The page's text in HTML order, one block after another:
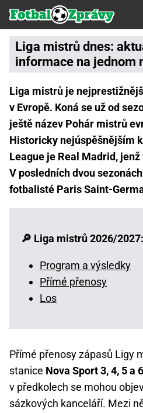
Liga mistrů dnes:
informace na jednom
Liga mistrů je
v Evropě. Koná se už od
ještě název Pohár mistrů
Historicky nejúspěšnějším
League je Real Madrid,
V posledních dvou
fotbalisté Paris Saint-
🔎 Liga mistrů 2026/2027:
Program a výsledky
Přímé přenosy
Los
Přímé přenosy zápasů Ligy
stanice Nova Sport 3, 4, 5 a 6
v předkolech se mohou
sázkových kanceláří. Mezi